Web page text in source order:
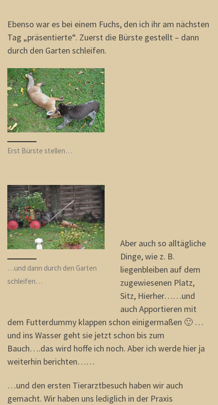
Ebenso war es bei einem Fuchs, den ich ihr am nächsten
Tag „präsentierte“. Zuerst die Bürste gestellt – dann
durch den Garten schleifen.
Erst Bürste stellen…
…und dann durch den Garten
schleifen…
Aber auch so alltägliche
Dinge, wie z. B.
liegenbleiben auf dem
zugewiesenen Platz,
Sitz, Hierher……und
auch Apportieren mit
dem Futterdummy klappen schon einigermaßen 🙂 …
und ins Wasser geht sie jetzt schon bis zum
Bauch….das wird hoffe ich noch. Aber ich werde hier ja
weiterhin berichten……
…und den ersten Tierarztbesuch haben wir auch
gemacht. Wir haben uns lediglich in der Praxis